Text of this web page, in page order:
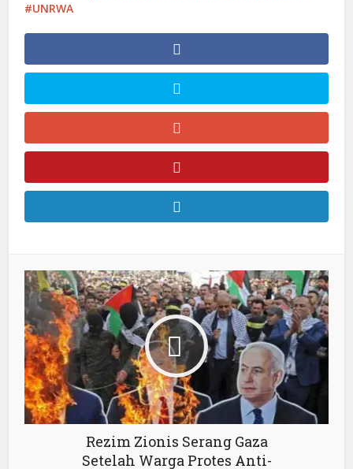
UNRWA
Rezim Zionis Serang Gaza
Setelah Warga Protes Anti-